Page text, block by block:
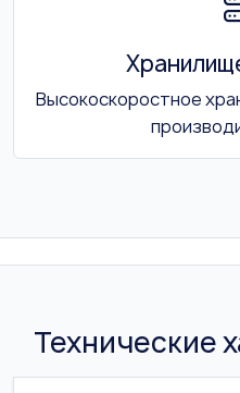
Высокоскоростное
Технические